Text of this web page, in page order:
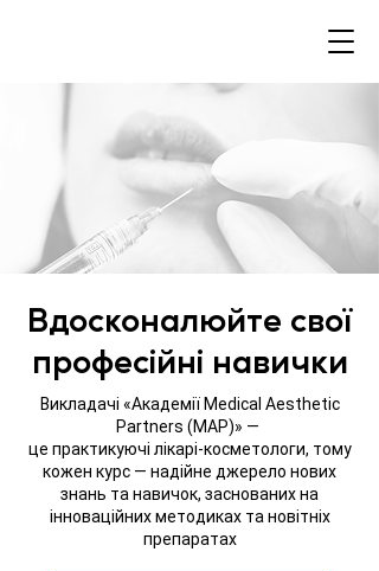
Вдосконалюйте свої
професійні навички
Викладачі «Академії Medical Aesthetic
Partners (MAP)» —
це практикуючі лікарі-косметологи, тому
кожен курс — надійне джерело нових
знань та навичок, заснованих на
інноваційних методиках та новітніх
препаратах